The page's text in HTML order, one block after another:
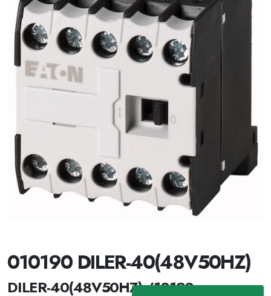
010190 DILER-40(48V50HZ)
DILER-40(48V50HZ) /10190